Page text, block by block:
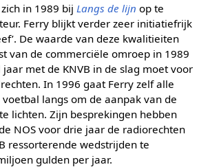
in 1989 bij Langs de lijn op te
Ferry blijkt verder zeer initiatiefrijk
De waarde van deze kwalitieiten
van de commerciële omroep in 1989
met de KNVB in de slag moet voor
In 1996 gaat Ferry zelf alle
langs om de aanpak van de
lichten. Zijn besprekingen hebben
NOS voor drie jaar de radiorechten
ressorterende wedstrijden te
gulden per jaar.